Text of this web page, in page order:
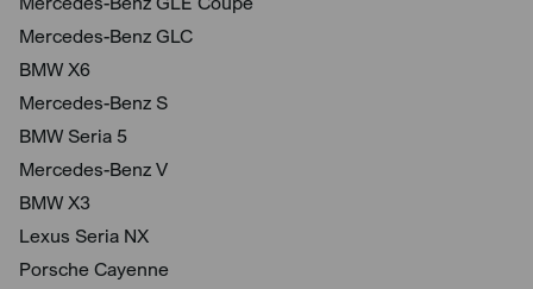
Mercedes-Benz GLC
BMW X6
Mercedes-Benz S
BMW Seria 5
Mercedes-Benz V
BMW X3
Lexus Seria NX
Porsche Cayenne